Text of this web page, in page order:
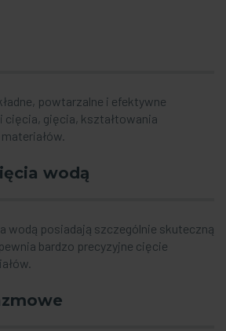
powtarzalne i efektywne
cięcia, gięcia, kształtowania
wodą
wodą posiadają szczególnie skuteczną
bardzo precyzyjne cięcie